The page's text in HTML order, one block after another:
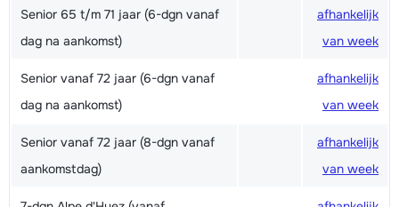
Senior 65 t/m 71 jaar (6-dgn vanaf
dag na aankomst)
afhankelijk
van week
Senior vanaf 72 jaar (6-dgn vanaf
dag na aankomst)
afhankelijk
van week
Senior vanaf 72 jaar (8-dgn vanaf
aankomstdag)
afhankelijk
van week